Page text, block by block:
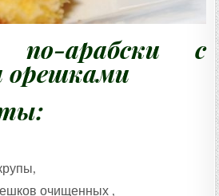
арабски с
орешками
очищенных ,